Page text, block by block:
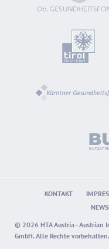
KONTAKT
© 2026 HTA Austria - Austrian
GmbH. Alle Rechte vorbehalten.